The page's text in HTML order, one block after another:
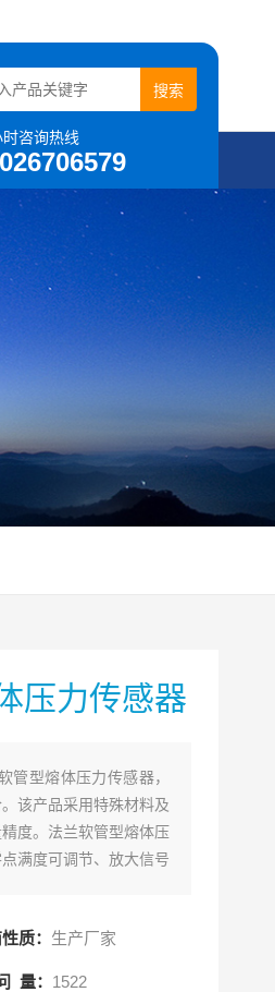
时咨询热线
压力传感器
管型熔体压力传感器，
该产品采用特殊材料及
度。法兰软管型熔体压
满度可调节、放大信号
质： 生产厂家
量： 1522